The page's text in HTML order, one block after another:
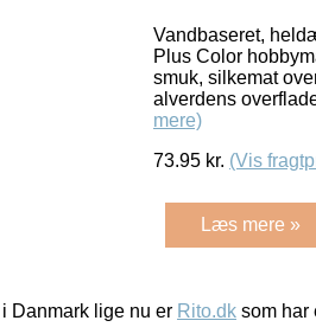
Vandbaseret,
Plus Color
smuk, silkemat
alverdens
mere)
73.95 kr. (Vis
Læs mere »
Danmark lige nu er Rito.dk som har